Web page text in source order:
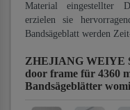
Material eingestellter
erzielen sie
Bandsägeblatt werden
ZHEJIANG WEIYE
door frame für 4360
Bandsägeblätter